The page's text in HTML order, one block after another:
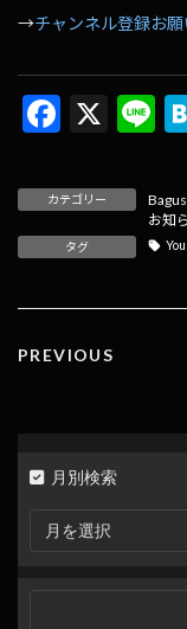
→チャンネル登録お願
F
e
b
o
o
k
X
Li
e
カテゴリー
お知
タグ
PREVIOUS
月別検索
月
検